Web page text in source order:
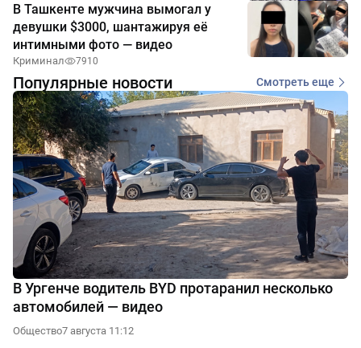
В Ташкенте мужчина вымогал у
девушки $3000, шантажируя её
интимными фото — видео
Криминал 7910
Популярные новости Смотреть еще
В Ургенче водитель BYD протаранил несколько
автомобилей — видео
Общество7 августа 11:12